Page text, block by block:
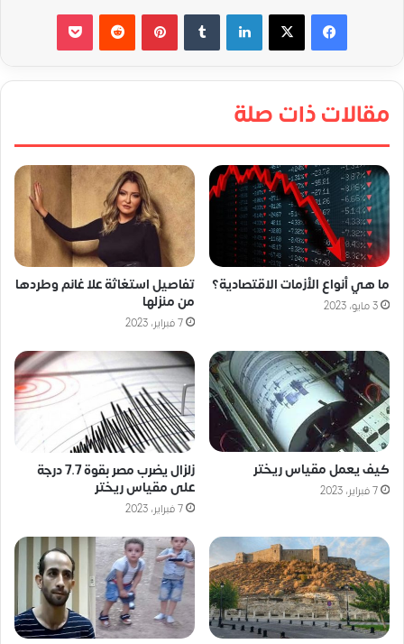
لينكدإن بينتيريست
مقالات ذات صلة
ما هي أنواع الأزمات الاقتصادية؟
3 مايو، 2023
تفاصيل استغاثة علا غانم وطردها
من منزلها
7 فبراير، 2023
كيف يعمل مقياس ريختر
7 فبراير، 2023
زلزال يضرب مصر بقوة 7.7 درجة
على مقياس ريختر
7 فبراير، 2023